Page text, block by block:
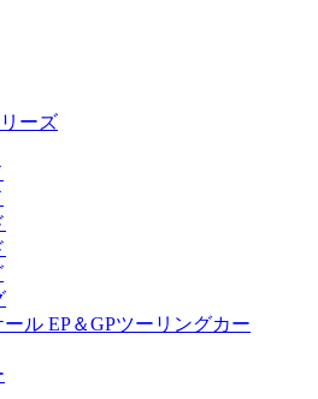
ーズ
ル EP＆GPツーリングカー